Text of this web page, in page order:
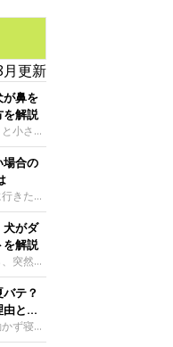
更新
が鼻を
を解説
小さく
したり
吠える
とも何
飼い主
、犬が
、見極
、いぬ
先生に
な気持
ー犬が
の感情
考えら
場合の
きたが
は散歩
ようと
コもい
げたい
ような
うか？
場合の
師相談
Q.夏に
がダ
を解説
突然部
様子に
動きに
い主さ
はずな
見える
テ？
と対
ず寝て
せん